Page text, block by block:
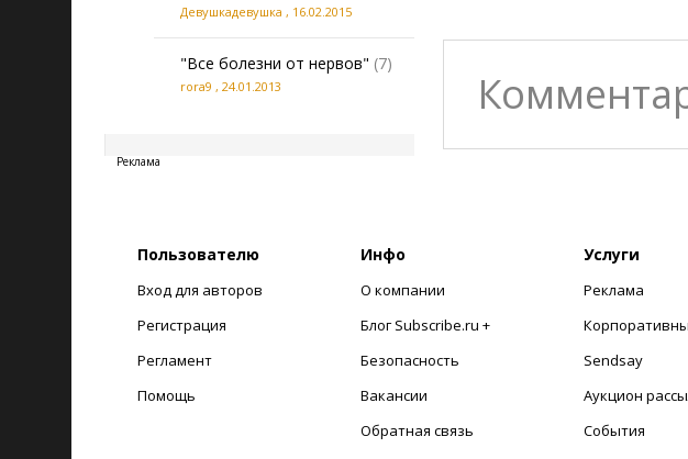
Девушкадевушка , 16.02.2015
"Все болезни от нервов" (7)
rora9 , 24.01.2013
Реклама
Пользователю
Вход для авторов
Регистрация
Регламент
Помощь
Инфо
О компании
Блог Subscribe.ru +
Безопасность
Вакансии
Обратная связь
Услуги
Реклама
Sendsay
Аукцион
События